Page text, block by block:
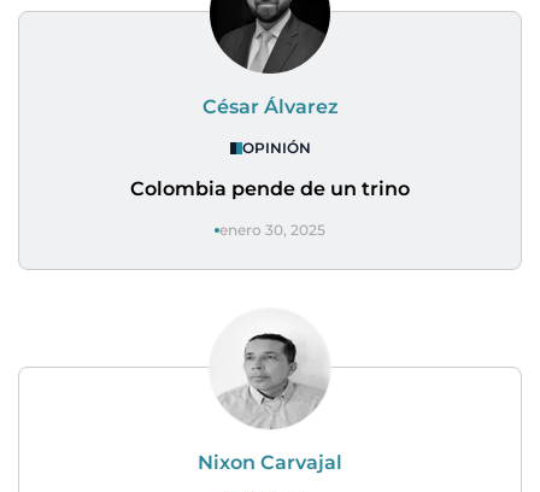
César Álvarez
OPINIÓN
Colombia pende de un trino
enero 30, 2025
Nixon Carvajal